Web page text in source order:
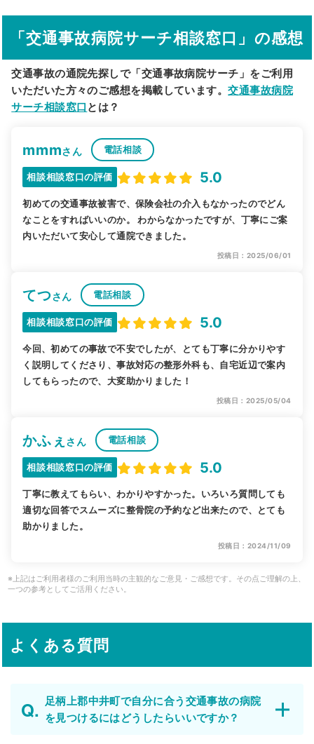
駅から探す 院名から探す
「交通事故病院サーチ相談窓口」の感想
交通事故の通院先探しで「交通事故病院サーチ」をご利用
いただいた方々のご感想を掲載しています。交通事故病院
サーチ相談窓口 とは？
mmmさん 電話相談
相談相談窓口の評価 5.0
初めての交通事故被害で、保険会社の介入もなかったのでどん
なことをすればいいのか。 わからなかったですが、丁寧にご案
内いただいて安心して通院できました。
投稿日：2025/06/01
てつさん 電話相談
相談相談窓口の評価 5.0
今回、初めての事故で不安でしたが、とても丁寧に分かりやす
く説明してくださり、事故対応の整形外科も、自宅近辺で案内
してもらったので、大変助かりました！
投稿日：2025/05/04
かふぇ さん 電話相談
相談相談窓口の評価 5.0
丁寧に教えてもらい、わかりやすかった。いろいろ質問しても
適切な回答でスムーズに整骨院の予約など出来たので、とても
助かりました。
投稿日：2024/11/09
※上記はご利用者様のご利用当時の主観的なご意見・ご感想です。その点ご理解の上、
一つの参考としてご活用ください。
よくある質問
足柄上郡中井町で自分に合う交通事故の病院
を見つけるにはどうしたらいいですか？